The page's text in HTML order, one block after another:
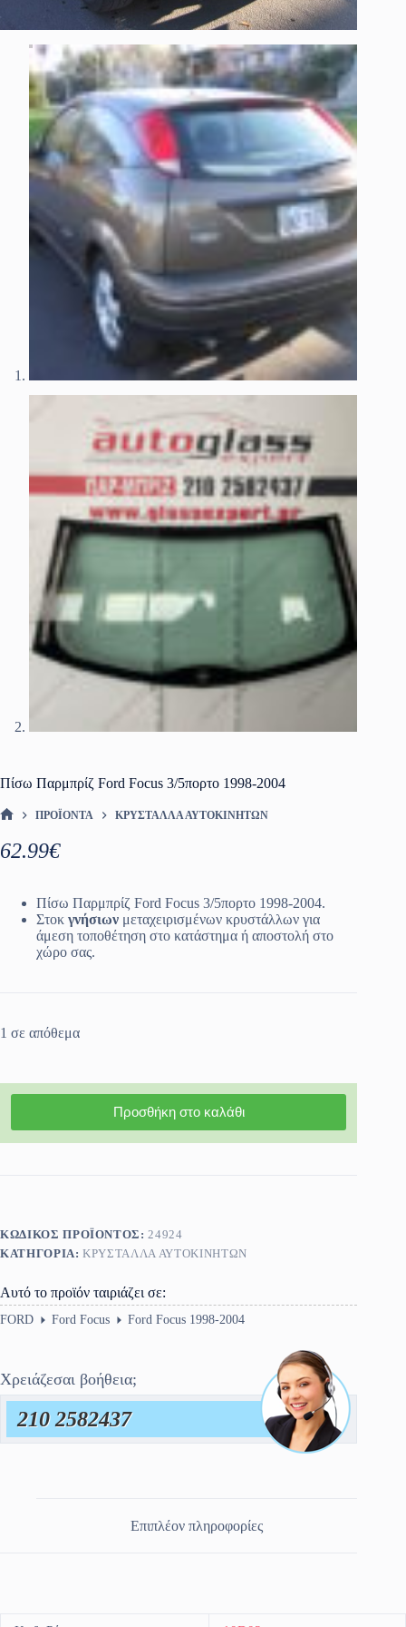
Πίσω Παρμπρίζ Ford Focus 3/5πορτο 1998-2004
ΠΡΟΪΌΝΤΑ ΚΡΎΣΤΑΛΛΑ ΑΥΤΟΚΙΝΉΤΩΝ
62.99€
Πίσω Παρμπρίζ Ford Focus 3/5πορτο 1998-2004.
Στοκ γνήσιων μεταχειρισμένων κρυστάλλων για
άμεση τοποθέτηση στο κατάστημα ή αποστολή στο
χώρο σας.
1 σε απόθεμα
Προσθήκη στο καλάθι
ΚΩΔΙΚΌΣ ΠΡΟΪΌΝΤΟΣ: 24924
ΚΑΤΗΓΟΡΊΑ:ΚΡΎΣΤΑΛΛΑ ΑΥΤΟΚΙΝΉΤΩΝ
Αυτό το προϊόν ταιριάζει σε:
FORD Ford Focus Ford Focus 1998-2004
Χρειάζεσαι βοήθεια;
210 2582437
Επιπλέον πληροφορίες